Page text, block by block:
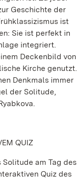
Geschichte der
ist
Sie ist perfekt in
integriert.
Deckenbild von
Kirche genutzt.
Denkmals immer
der Solitude,
QUIZ
am Tag des
Quiz des